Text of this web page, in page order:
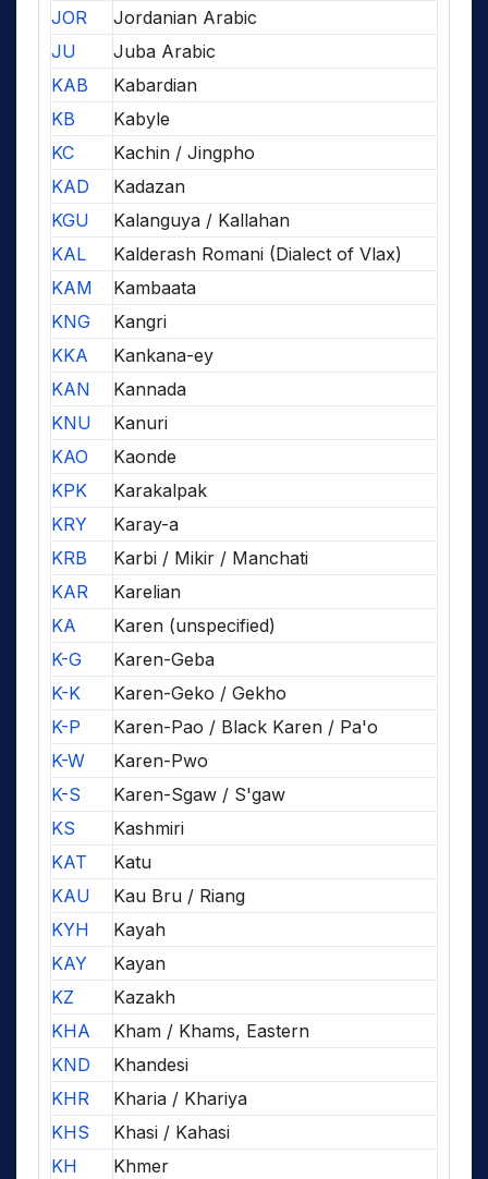
JOR
Jordanian Arabic
JU
Juba Arabic
KAB
Kabardian
KB
Kabyle
KC
Kachin / Jingpho
KAD
Kadazan
KGU
Kalanguya / Kallahan
KAL
Kalderash Romani (Dialect of Vlax)
KAM
Kambaata
KNG
Kangri
KKA
Kankana-ey
KAN
Kannada
KNU
Kanuri
KAO
Kaonde
KPK
Karakalpak
KRY
Karay-a
KRB
Karbi / Mikir / Manchati
KAR
Karelian
KA
Karen (unspecified)
K-G
Karen-Geba
K-K
Karen-Geko / Gekho
K-P
Karen-Pao / Black Karen / Pa'o
K-W
Karen-Pwo
K-S
Karen-Sgaw / S'gaw
KS
Kashmiri
KAT
Katu
KAU
Kau Bru / Riang
KYH
Kayah
KAY
Kayan
KZ
Kazakh
KHA
Kham / Khams, Eastern
KND
Khandesi
KHR
Kharia / Khariya
KHS
Khasi / Kahasi
KH
Khmer